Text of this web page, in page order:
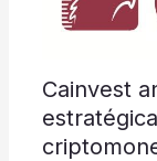
Cainvest